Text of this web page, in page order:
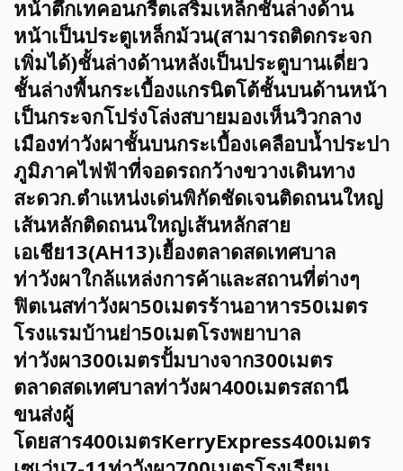
หน้าตึกเทคอนกรีตเสริมเหล็กชั้นล่างด้าน
หน้าเป็นประตูเหล็กม้วน(สามารถติดกระจก
เพิ่มได้)ชั้นล่างด้านหลังเป็นประตูบานเดี่ยว
ชั้นล่างพื้นกระเบื้องแกรนิตโต้ชั้นบนด้านหน้า
เป็นกระจกโปร่งโล่งสบายมองเห็นวิวกลาง
เมืองท่าวังผาชั้นบนกระเบื้องเคลือบน้ำประปา
ภูมิภาคไฟฟ้าที่จอดรถกว้างขวางเดินทาง
สะดวก.ตำแหน่งเด่นพิกัดชัดเจนติดถนนใหญ่
เส้นหลักติดถนนใหญ่เส้นหลักสาย
เอเชีย13(AH13)เยื้องตลาดสดเทศบาล
ท่าวังผาใกล้แหล่งการค้าและสถานที่ต่างๆ
ฟิตเนสท่าวังผา50เมตรร้านอาหาร50เมตร
โรงแรมบ้านย่า50เมตโรงพยาบาล
ท่าวังผา300เมตรปั้มบางจาก300เมตร
ตลาดสดเทศบาลท่าวังผา400เมตรสถานี
ขนส่งผู้
โดยสาร400เมตรKerryExpress400เมตร